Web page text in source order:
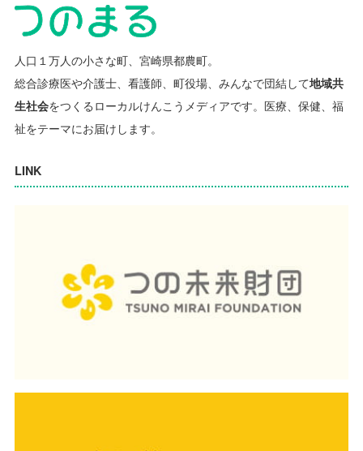
人口１万人の小さな町、宮崎県都農町。
総合診療医や介護士、看護師、町役場、みんなで団結して地域共
生社会をつくるローカルけんこうメディアです。 医療、保健、福
祉をテーマにお届けします。
LINK